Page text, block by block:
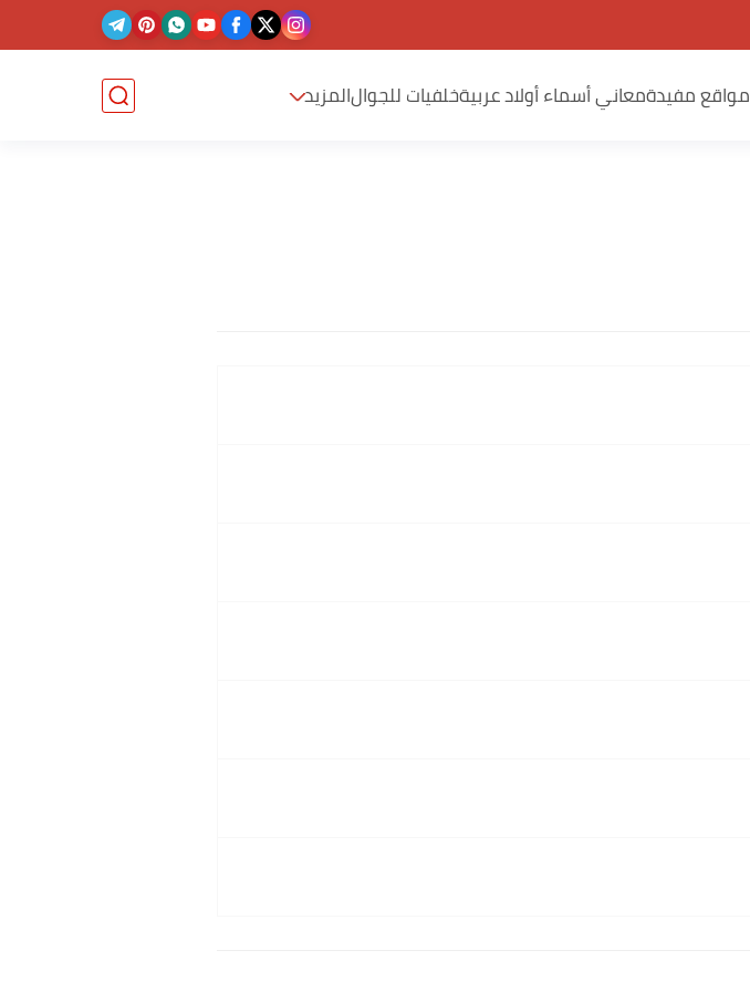
مواقع مفيدةمعاني أسماء أولاد عربيةخلفيات للجوالالمزيد